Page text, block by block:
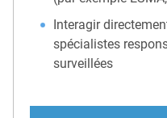
Interagir
spécialistes
surveillées